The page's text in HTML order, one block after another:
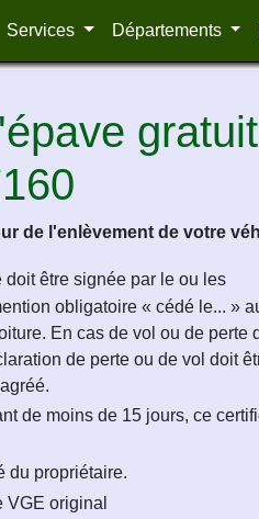
Services Départements
de l'enlèvement de votre
être signée par le ou les
obligatoire « cédé le... »
En cas de vol ou de perte
de perte ou de vol doit
de moins de 15 jours, ce
du propriétaire.
VGE original